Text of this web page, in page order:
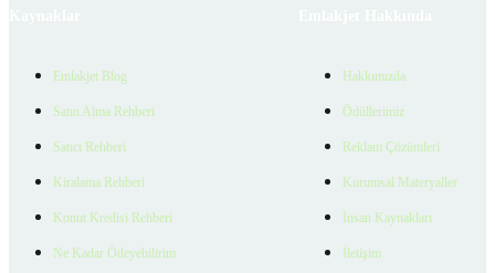
Emlakjet Blog
Satın Alma Rehberi
Satıcı Rehberi
Kiralama Rehberi
Konut Kredisi Rehberi
Ne Kadar Ödeyebilirim
Hakkımızda
Ödüllerimiz
Reklam Çözümleri
Kurumsal Materyaller
İnsan Kaynakları
İletişim